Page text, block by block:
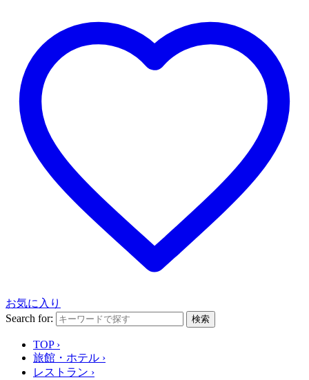
お気に入り
Search for:
検索
TOP ›
旅館・ホテル ›
レストラン ›